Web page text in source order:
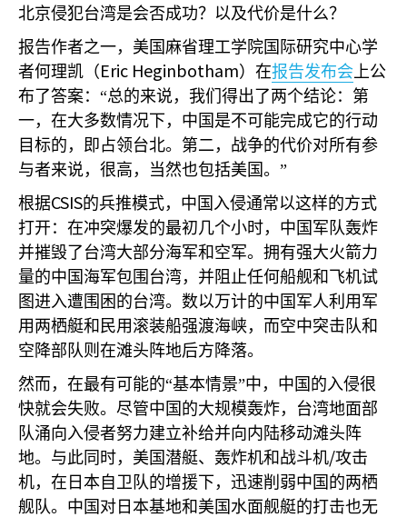
北京侵犯台湾是会否成功？以及代价是什么？
报告作者之一，美国麻省理工学院国际研究中心学
者何理凯（ Eric Heginbotham）在报告发布会上公
布了答案：“总的来说，我们得出了两个结论：第
一，在大多数情况下，中国是不可能完成它的行动
目标的，即占领台北。第二，战争的代价对所有参
与者来说，很高，当然也包括美国。”
根据CSIS的兵推模式，中国入侵通常以这样的方式
打开：在冲突爆发的最初几个小时，中国军队轰炸
并摧毁了台湾大部分海军和空军。拥有强大火箭力
量的中国海军包围台湾，并阻止任何船舰和飞机试
图进入遭围困的台湾。数以万计的中国军人利用军
用两栖艇和民用滚装船强渡海峡，而空中突击队和
空降部队则在滩头阵地后方降落。
然而，在最有可能的“基本情景”中，中国的入侵很
快就会失败。尽管中国的大规模轰炸，台湾地面部
队涌向入侵者努力建立补给并向内陆移动滩头阵
地。与此同时，美国潜艇、轰炸机和战斗机/攻击
机，在日本自卫队的增援下，迅速削弱中国的两栖
舰队。中国对日本基地和美国水面舰艇的打击也无